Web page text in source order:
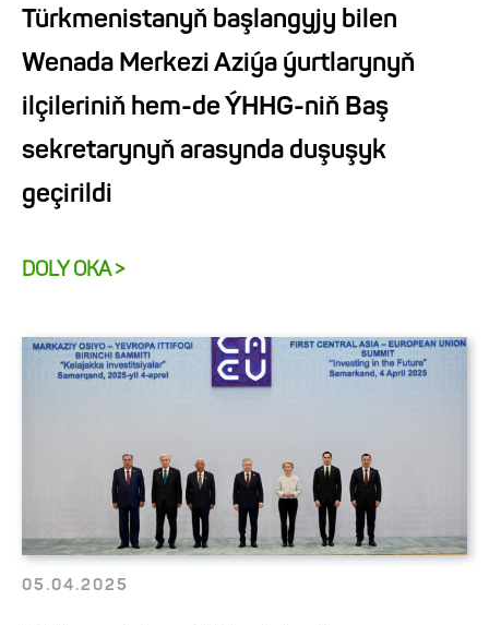
Türkmenistanyň başlangyjy bilen
Wenada Merkezi Aziýa ýurtlarynyň
ilçileriniň hem-de ÝHHG-niň Baş
sekretarynyň arasynda duşuşyk
geçirildi
DOLY OKA >
05.04.2025